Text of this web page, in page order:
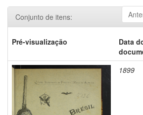
Conjunto de itens:
Pré-visualização
Data
1899